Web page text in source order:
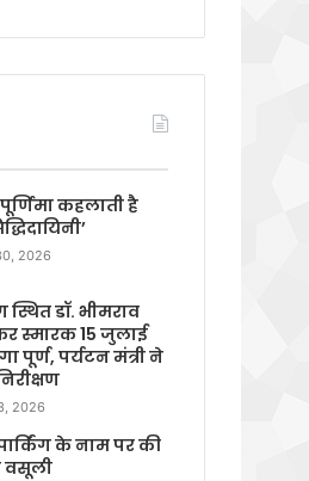
कहलाती है
2026
डॉ. भीमराव
स्मारक 15 जुलाई
पूर्ण, पर्यटन मंत्री ने
2026
के नाम पर की
वसूली